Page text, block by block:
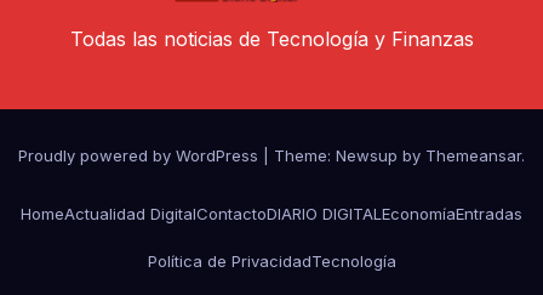
Todas las noticias de Tecnología y Finanzas
Proudly powered by WordPress Theme: Newsup by Themeansar.
HomeActualidad DigitalContactoDIARIO DIGITAL EconomíaEntradas
Política de PrivacidadTecnología